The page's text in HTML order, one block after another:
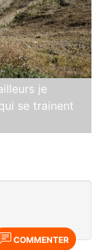
je
se trainent
COMMENTER